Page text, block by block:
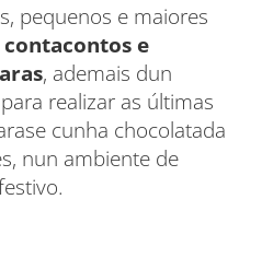
pequenos e maiores
contacontos e
, ademais dun
para realizar as últimas
cunha chocolatada
nun ambiente de